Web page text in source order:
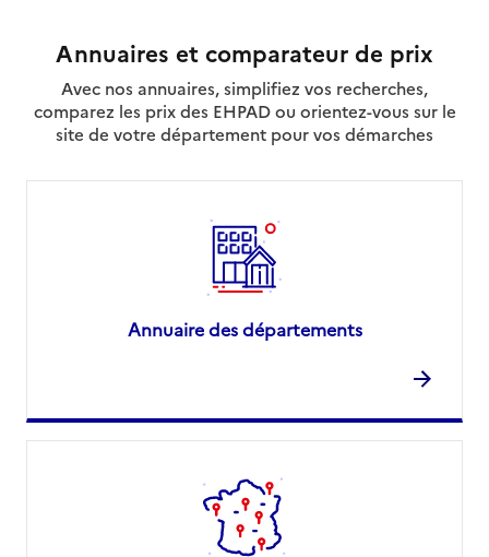
Annuaires et comparateur de prix
Avec nos annuaires, simplifiez vos recherches,
comparez les prix des EHPAD ou orientez-vous sur le
site de votre département pour vos démarches
Annuaire des départements